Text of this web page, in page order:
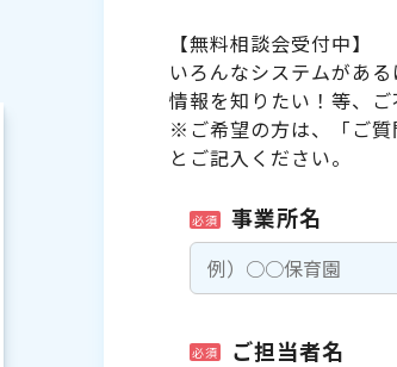
【無料相談会受付中】
いろんなシステムがあ
情報を知りたい！等、ご
※ご希望の方は、「ご質
とご記入ください。
必須 事業所名
必須 ご担当者名